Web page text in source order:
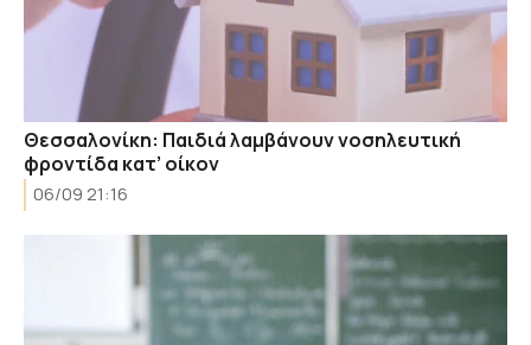
Θεσσαλονίκη: Παιδιά λαμβάνουν νοσηλευτική
φροντίδα κατ’ οίκον
06/09 21:16